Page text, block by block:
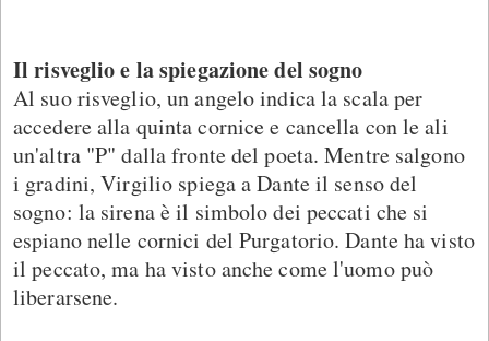
Il risveglio e la spiegazione del sogno
Al suo risveglio, un angelo indica la scala per
accedere alla quinta cornice e cancella con le ali
un'altra "P" dalla fronte del poeta. Mentre salgono
i gradini, Virgilio spiega a Dante il senso del
sogno: la sirena è il simbolo dei peccati che si
espiano nelle cornici del Purgatorio. Dante ha visto
il peccato, ma ha visto anche come l'uomo può
liberarsene.